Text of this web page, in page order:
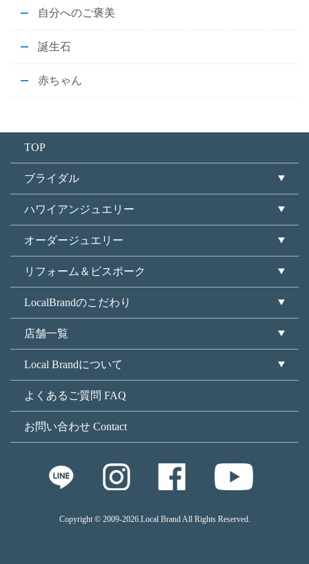
自分へのご褒美
誕生石
赤ちゃん
TOP
ブライダル
ハワイアンジュエリー
オーダージュエリー
リフォーム＆ビスポーク
LocalBrandのこだわり
店舗一覧
Local Brandについて
よくあるご質問 FAQ
お問い合わせ Contact
Copyright © 2009-2026.Local Brand All Rights Reserved.